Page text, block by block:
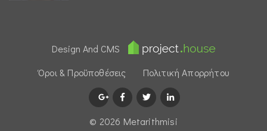
Design And CMS
Όροι & Προϋποθέσεις
Πολιτική Απορρήτου
© 2026 Μetarithmisi